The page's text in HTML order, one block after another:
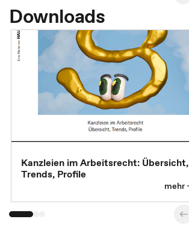
Downloads
Kanzleien im Arbeitsrecht: Übersicht,
Trends, Profile
mehr